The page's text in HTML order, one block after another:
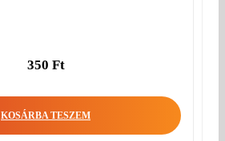
350 Ft
KOSÁRBA TESZEM